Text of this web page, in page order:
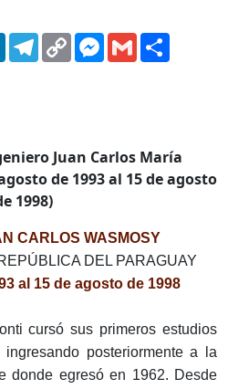
LinkedInTelegram
Copy
Link
Messenger
Gmail
Juan Carlos María
de 1993 al 15 de agosto
1998)
CARLOS WASMOSY
DEL PARAGUAY
al 15 de agosto de 1998
cursó sus primeros estudios
posteriormente a la
donde egresó en 1962. Desde